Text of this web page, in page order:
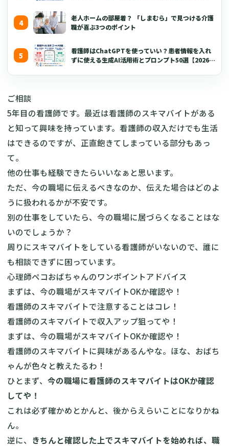
老人ホームの部屋着？ 「しまむら」で見つける介護
職が喜ぶ3つのポイント
看護師はChatGPTを使っていい？患者情報を入れ
ずに使える生成AI活用術とプロンプト50選【2026年
ご相談
5年目の看護師です。最近は看護師のスキマバイトがある
と知って興味を持っています。看護師の収入だけでも生活
はできるのですが、正直飽きてしまっている部分もあっ
て。
他の仕事も経験できたらいいなぁと思います。
ただ、今の職場に伝えるべきなのか、伝えた場合はどのよ
うに扱われるかが不安です。
別の仕事をしていたら、今の職場に居づらくなることはな
いのでしょうか？
周りにスキマバイトをしている看護師がいないので、誰に
も相談できずに困っています。
心理師ペコおばちゃんのワンポイントアドバイス
まずは、今の職場がスキマバイトOKか確認や！
看護師のスキマバイトで注意することはコレ！
看護師のスキマバイトで収入アップ狙ってや！
まずは、今の職場がスキマバイトOKか確認や！
看護師のスキマバイトに興味があるんやな。ほな、おばち
ゃんが色々と教えたるわ！
ひとまず、 今の職場に看護師のスキマバイトはOKか確認
してや！
これは必ず確かめとかんと、後からえらいことになりかね
ん。
逆に、 きちんと確認した上でスキマバイトを始めれば、職